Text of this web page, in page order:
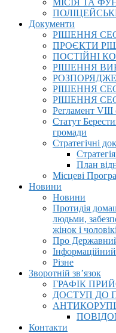
МІСІЯ ТА
Документи
РІШЕННЯ
ПРОЄКТИ
ПОСТІЙНІ
РІШЕННЯ
РІШЕННЯ
РІШЕННЯ
Регламент VIІI
Статут
громади
Стратегічні
План
Місцеві
Новини
Новини
Протидія
людьми,
жінок і
Про
Інформаційний
Різне
Зворотній зв’язок
ГРАФІК
ДОСТУП ДО
Контакти